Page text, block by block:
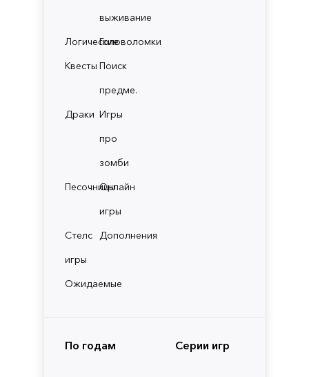
выживание
ЛогическиеГоловоломки
Квесты Поиск
предме.
Драки Игры
про
зомби
ПесочницыОнлайн
игры
Стелс
игры
Дополнения
Ожидаемые
По годам Серии игр